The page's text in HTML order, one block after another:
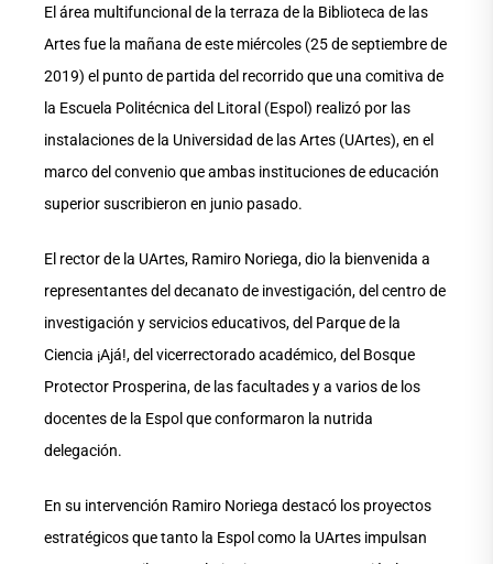
El área multifuncional de la terraza de la Biblioteca de las
Artes fue la mañana de este miércoles (25 de septiembre de
2019) el punto de partida del recorrido que una comitiva de
la Escuela Politécnica del Litoral (Espol) realizó por las
instalaciones de la Universidad de las Artes (UArtes), en el
marco del convenio que ambas instituciones de educación
superior suscribieron en junio pasado.
El rector de la UArtes, Ramiro Noriega, dio la bienvenida a
representantes del decanato de investigación, del centro de
investigación y servicios educativos, del Parque de la
Ciencia ¡Ajá!, del vicerrectorado académico, del Bosque
Protector Prosperina, de las facultades y a varios de los
docentes de la Espol que conformaron la nutrida
delegación.
En su intervención Ramiro Noriega destacó los proyectos
estratégicos que tanto la Espol como la UArtes impulsan